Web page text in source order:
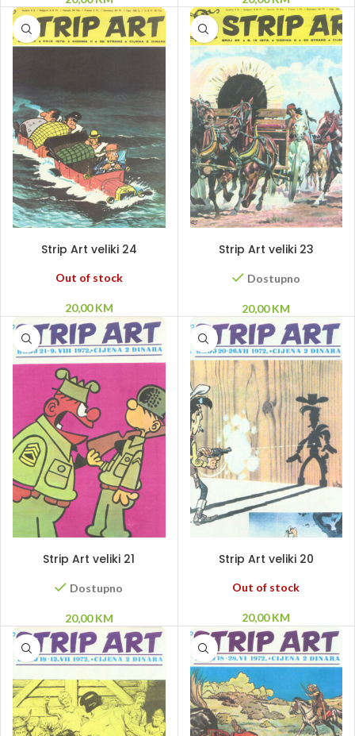
Strip Art veliki 24
Out of stock
20,00KM
Strip Art veliki 23
Dostupno
20,00KM
Strip Art veliki 21
Dostupno
20,00KM
Strip Art veliki 20
Out of stock
20,00KM